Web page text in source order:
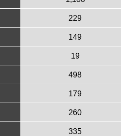
229
149
19
498
179
260
335